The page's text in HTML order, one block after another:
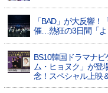
「BAD」が大反響！
催…熱狂の3日間「よ
BS10韓国ドラマナ
ム・ヒョヌク」が登
念！スペシャル上映